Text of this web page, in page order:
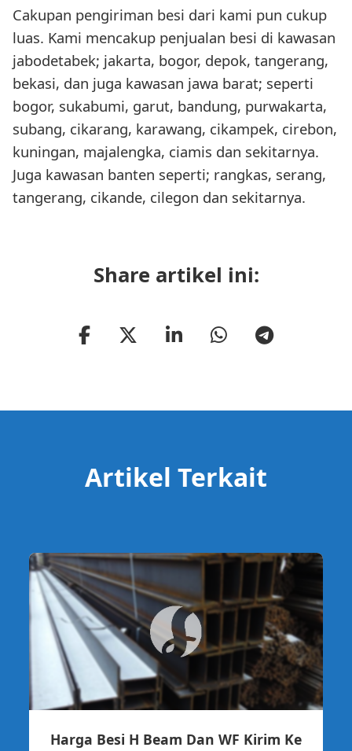
Cakupan pengiriman besi dari kami pun cukup
luas. Kami mencakup penjualan besi di kawasan
jabodetabek; jakarta, bogor, depok, tangerang,
bekasi, dan juga kawasan jawa barat; seperti
bogor, sukabumi, garut, bandung, purwakarta,
subang, cikarang, karawang, cikampek, cirebon,
kuningan, majalengka, ciamis dan sekitarnya.
Juga kawasan banten seperti; rangkas, serang,
tangerang, cikande, cilegon dan sekitarnya.
Share artikel ini:
Artikel Terkait
Harga Besi H Beam Dan WF Kirim Ke